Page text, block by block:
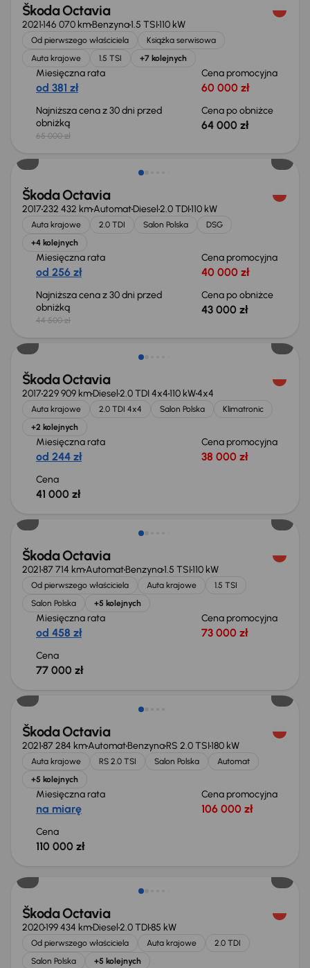
Škoda Octavia
2021146 070 kmBenzyna1.5 TSI110 kW
Od pierwszego właściciela
Książka serwisowa
Auta krajowe
1.5 TSI +7 kolejnych
Miesięczna rata
od 381 zł
Cena promocyjna
60 000 zł
Najniższa cena z 30 dni przed
obniżką
65 000 zł
Cena po obniżce
64 000 zł
Taniej o 1 500 zł
Škoda Octavia
2017232 432 kmAutomatDiesel2.0 TDI110 kW
Auta krajowe 2.0 TDI Salon Polska
DSG
+4 kolejnych
Miesięczna rata
od 256 zł
Cena promocyjna
40 000 zł
Najniższa cena z 30 dni przed
obniżką
44 500 zł
Cena po obniżce
43 000 zł
Škoda Octavia
2017229 909 kmDiesel2.0 TDI 4x4110 kW4x4
Auta krajowe 2.0 TDI 4x4 Salon Polska
Klimatronic
+2 kolejnych
Miesięczna rata
od 244 zł
Cena promocyjna
38 000 zł
Cena
41 000 zł
Škoda Octavia
202187 714 kmAutomatBenzyna1.5 TSI110 kW
Od pierwszego właściciela Auta krajowe
1.5 TSI
Salon Polska
+5 kolejnych
Miesięczna rata
od 458 zł
Cena promocyjna
73 000 zł
Cena
77 000 zł
Škoda Octavia
202187 284 kmAutomatBenzynaRS 2.0 TSI180 kW
Auta krajowe RS 2.0 TSI Salon Polska
Automat
+5 kolejnych
Miesięczna rata
na miarę
Cena promocyjna
106 000 zł
Cena
110 000 zł
Škoda Octavia
2020199 434 kmDiesel2.0 TDI85 kW
Od pierwszego właściciela Auta krajowe
2.0 TDI
Salon Polska
+5 kolejnych